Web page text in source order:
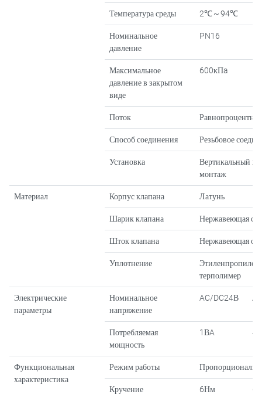
Температура среды 2℃～94℃
Номинальное
давление
PN16
Максимальное
давление в закрытом
виде
600кПa
Поток
Способ соединения Резьбовое
Установка
Вертикальный
монтаж
Материал Корпус клапана Латунь
Шарик клапана Нержавеющая
Шток клапана Нержавеющая
Уплотнение
терполимер
Электрические
параметры
Номинальное
напряжение
AC/DC24В
Потребляемая
мощность
1ВA
Функциональная
характеристика
Режим работы
Кручение 6Нм